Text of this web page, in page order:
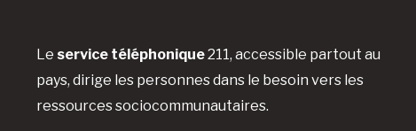
Le service téléphonique211, accessible partout au
pays, dirige les personnes dans le besoin vers les
ressources sociocommunautaires.